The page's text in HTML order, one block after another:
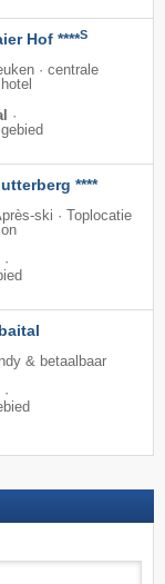
Hof ****S
· centrale
·
****
ski · Toplocatie
·
& betaalbaar
·